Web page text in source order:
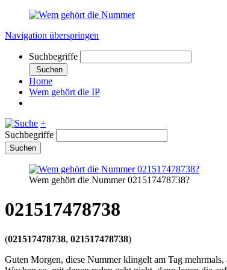
Navigation überspringen
Suchbegriffe
Suchen
Home
Wem gehört die IP
+
Suchbegriffe
Suchen
Wem gehört die Nummer 021517478738?
021517478738
(021517478738, 021517478738)
Guten Morgen, diese Nummer klingelt am Tag